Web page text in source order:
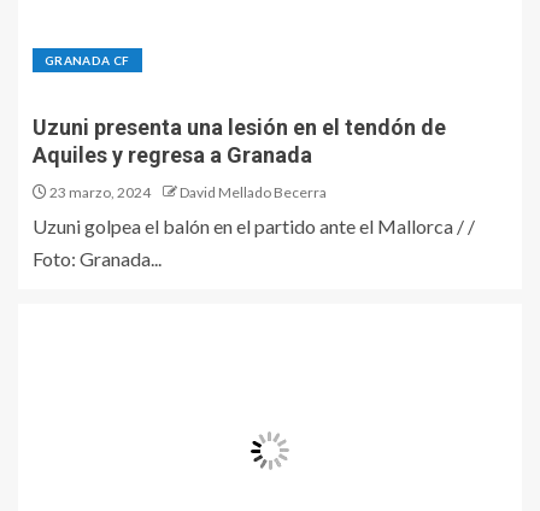
GRANADA CF
Uzuni presenta una lesión en el tendón de
Aquiles y regresa a Granada
23 marzo, 2024 David Mellado Becerra
Uzuni golpea el balón en el partido ante el Mallorca / /
Foto: Granada...